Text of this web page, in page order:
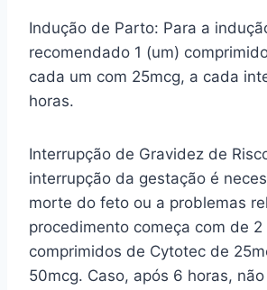
Indução de Parto: Para a
recomendado 1 (um)
cada um com 25mcg, a cada
horas.
Interrupção de Gravidez de
interrupção da gestação é
morte do feto ou a problemas
procedimento começa com de 2
comprimidos de Cytotec de
50mcg. Caso, após 6 horas,